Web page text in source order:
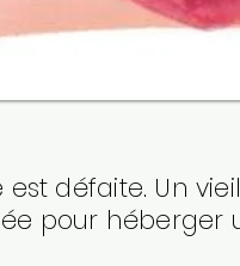
est défaite. Un
pour